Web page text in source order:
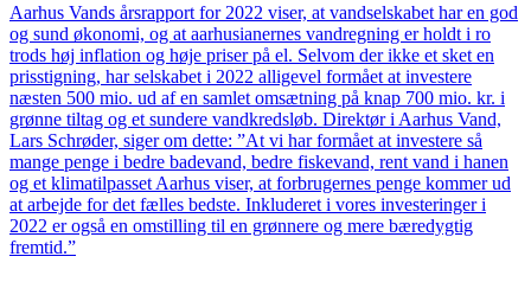
Aarhus Vands årsrapport for 2022 viser, at vandselskabet har en god
og sund økonomi, og at aarhusianernes vandregning er holdt i ro
trods høj inflation og høje priser på el. Selvom der ikke et sket en
prisstigning, har selskabet i 2022 alligevel formået at investere
næsten 500 mio. ud af en samlet omsætning på knap 700 mio. kr. i
grønne tiltag og et sundere vandkredsløb. Direktør i Aarhus Vand,
Lars Schrøder, siger om dette: ”At vi har formået at investere så
mange penge i bedre badevand, bedre fiskevand, rent vand i hanen
og et klimatilpasset Aarhus viser, at forbrugernes penge kommer ud
at arbejde for det fælles bedste. Inkluderet i vores investeringer i
2022 er også en omstilling til en grønnere og mere bæredygtig
fremtid.”